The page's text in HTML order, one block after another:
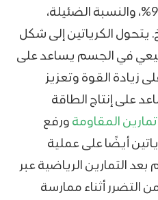
وبنسبة تصل إلى أكثر من 90%، والنسبة الضئيلة،
يتحول الكرياتين إلى شكل
في الجسم يساعد على
زيادة القوة وتعزيز
على إنتاج الطاقة
تمارين المقاومة ورفع
أيضًا على عملية
التمارين الرياضية عبر
التضرر أثناء ممارسة